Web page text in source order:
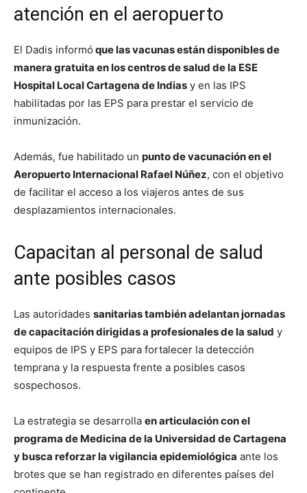
atención en el aeropuerto
El Dadis informó que las vacunas están disponibles de
manera gratuita en los centros de salud de la ESE
Hospital Local Cartagena de Indias y en las IPS
habilitadas por las EPS para prestar el servicio de
inmunización.
Además, fue habilitado un punto de vacunación en el
Aeropuerto Internacional Rafael Núñez, con el objetivo
de facilitar el acceso a los viajeros antes de sus
desplazamientos internacionales.
Capacitan al personal de salud
ante posibles casos
Las autoridades sanitarias también adelantan jornadas
de capacitación dirigidas a profesionales de la salud y
equipos de IPS y EPS para fortalecer la detección
temprana y la respuesta frente a posibles casos
sospechosos.
La estrategia se desarrolla en articulación con el
programa de Medicina de la Universidad de Cartagena
y busca reforzar la vigilancia epidemiológica ante los
brotes que se han registrado en diferentes países del